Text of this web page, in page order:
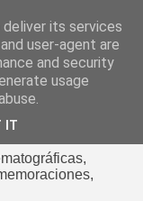
Jorge
its services
user-agent are
and security
usage
IT